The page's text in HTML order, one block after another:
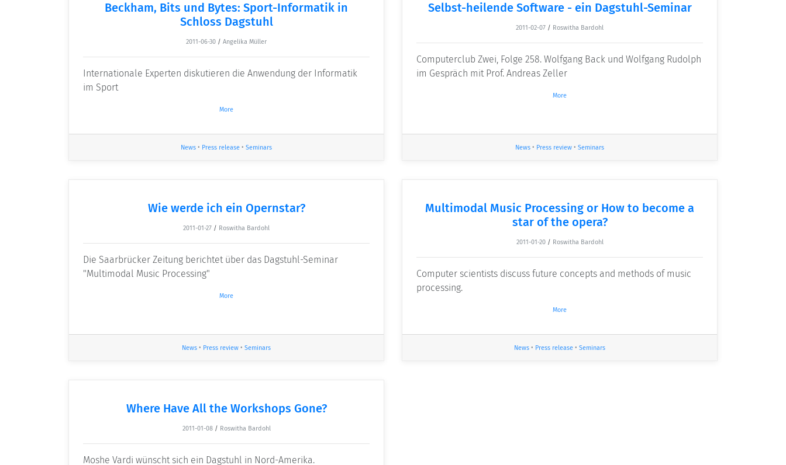
Beckham, Bits und Bytes: Sport-Informatik in
Schloss Dagstuhl
2011-06-30 / Angelika Müller
Internationale Experten diskutieren die Anwendung der Informatik
im Sport
More
News • Press release • Seminars
Selbst-heilende Software - ein Dagstuhl-Seminar
2011-02-07 / Roswitha Bardohl
Computerclub Zwei, Folge 258. Wolfgang Back und Wolfgang Rudolph
im Gespräch mit Prof. Andreas Zeller
More
News • Press review • Seminars
Wie werde ich ein Opernstar?
2011-01-27 / Roswitha Bardohl
Die Saarbrücker Zeitung berichtet über das Dagstuhl-Seminar
"Multimodal Music Processing"
More
News • Press review • Seminars
Multimodal Music Processing or How to become a
star of the opera?
2011-01-20 / Roswitha Bardohl
Computer scientists discuss future concepts and methods of music
processing.
More
News • Press release • Seminars
Where Have All the Workshops Gone?
2011-01-08 / Roswitha Bardohl
Moshe Vardi wünscht sich ein Dagstuhl in Nord-Amerika.